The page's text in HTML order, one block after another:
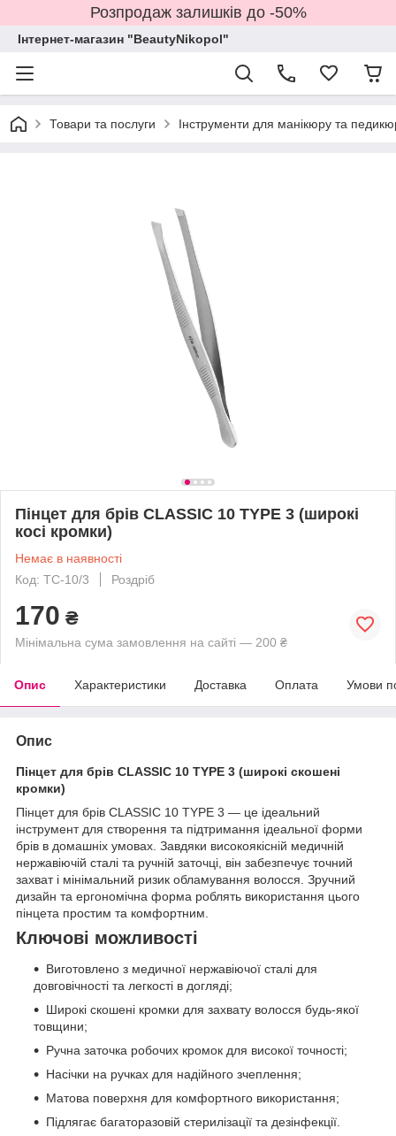
Розпродаж залишків до -50%
Інтернет-магазин "BeautyNikopol"
Товари та послуги Інструменти для манікюру та
Пінцет для брів CLASSIC 10 TYPE 3 (широкі
косі кромки)
Немає в наявності
Код: TC-10/3
Роздріб
170 ₴
Мінімальна сума замовлення на сайті — 200 ₴
Опис Характеристики Доставка Оплата Умови
Опис
Пінцет для брів CLASSIC 10 TYPE 3 (широкі скошені
кромки)
Пінцет для брів CLASSIC 10 TYPE 3 — це ідеальний
інструмент для створення та підтримання ідеальної форми
брів в домашніх умовах. Завдяки високоякісній медичній
нержавіючій сталі та ручній заточці, він забезпечує точний
захват і мінімальний ризик обламування волосся. Зручний
дизайн та ергономічна форма роблять використання цього
пінцета простим та комфортним.
Ключові можливості
Виготовлено з медичної нержавіючої сталі для
довговічності та легкості в догляді;
Широкі скошені кромки для захвату волосся будь-якої
товщини;
Ручна заточка робочих кромок для високої точності;
Насічки на ручках для надійного зчеплення;
Матова поверхня для комфортного використання;
Підлягає багаторазовій стерилізації та дезінфекції.